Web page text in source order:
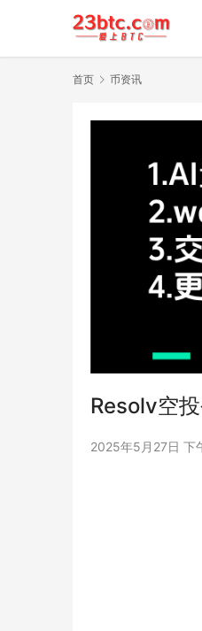
首页 币资讯
Resolv空
2025年5月27日 下